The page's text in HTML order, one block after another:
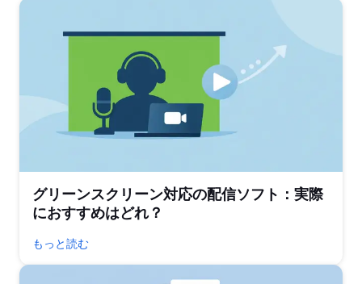
グリーンスクリーン対応の配信ソフト：実際
におすすめはどれ？
もっと読む